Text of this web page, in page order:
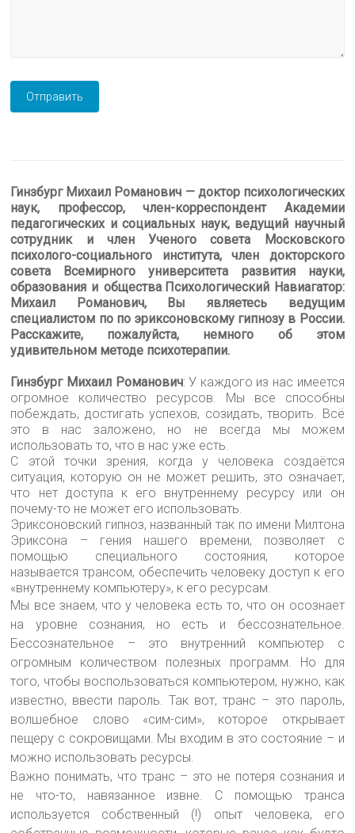
Отправить
Гинзбург Михаил Романович — доктор психологических
наук, профессор, член-корреспондент Академии
педагогических и социальных наук, ведущий научный
сотрудник и член Ученого совета Московского
психолого-социального института, член докторского
совета Всемирного университета развития науки,
образования и общества. Психологический Навиагатор:
Михаил Романович, Вы являетесь ведущим
специалистом по по эриксоновскому гипнозу в России.
Расскажите, пожалуйста, немного об этом
удивительном методе психотерапии.
Гинзбург Михаил Романович: У каждого из нас имеется
огромное количество ресурсов. Мы все способны
побеждать, достигать успехов, созидать, творить. Всё
это в нас заложено, но не всегда мы можем
использовать то, что в нас уже есть.
С этой точки зрения, когда у человека создаётся
ситуация, которую он не может решить, это означает,
что нет доступа к его внутреннему ресурсу или он
почему-то не может его использовать.
Эриксоновский гипноз, названный так по имени Милтона
Эриксона – гения нашего времени, позволяет с
помощью специального состояния, которое
называется трансом, обеспечить человеку доступ к его
«внутреннему компьютеру», к его ресурсам.
Мы все знаем, что у человека есть то, что он осознает
на уровне сознания, но есть и бессознательное.
Бессознательное – это внутренний компьютер с
огромным количеством полезных программ. Но для
того, чтобы воспользоваться компьютером, нужно, как
известно, ввести пароль. Так вот, транс – это пароль,
волшебное слово «сим-сим», которое открывает
пещеру с сокровищами. Мы входим в это состояние – и
можно использовать ресурсы.
Важно понимать, что транс – это не потеря сознания и
не что-то, навязанное извне. С помощью транса
используется собственный (!) опыт человека, его